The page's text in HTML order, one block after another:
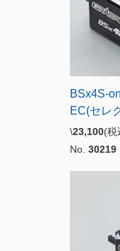
BSx4S-
EC(セレ
\23,100(
No. 30219